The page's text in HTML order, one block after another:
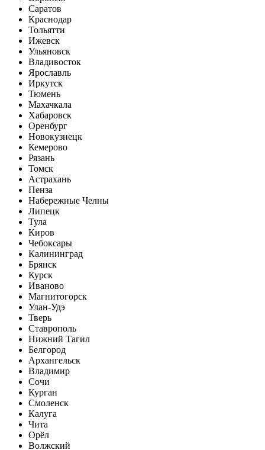
Саратов
Краснодар
Тольятти
Ижевск
Ульяновск
Владивосток
Ярославль
Иркутск
Тюмень
Махачкала
Хабаровск
Оренбург
Новокузнецк
Кемерово
Рязань
Томск
Астрахань
Пенза
Набережные Челны
Липецк
Тула
Киров
Чебоксары
Калининград
Брянск
Курск
Иваново
Магнитогорск
Улан-Удэ
Тверь
Ставрополь
Нижний Тагил
Белгород
Архангельск
Владимир
Сочи
Курган
Смоленск
Калуга
Чита
Орёл
Волжский